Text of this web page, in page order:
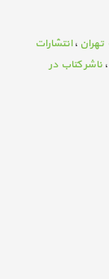
تهران ،انتشارات
، ناشر کتاب در